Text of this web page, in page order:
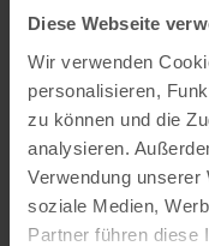
Diese Webseite
Wir verwenden
personalisieren,
zu können und die
analysieren.
Verwendung
soziale Medien,
Partner führen diese